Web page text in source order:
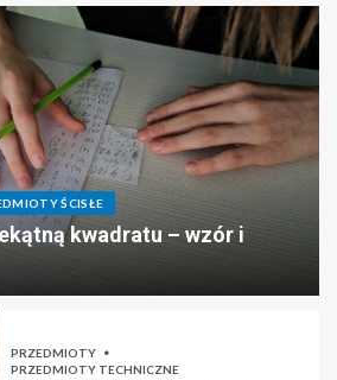
ŚCISŁE
kwadratu – wzór i
PRZEDMIOTY
PRZEDMIOTY TECHNICZNE